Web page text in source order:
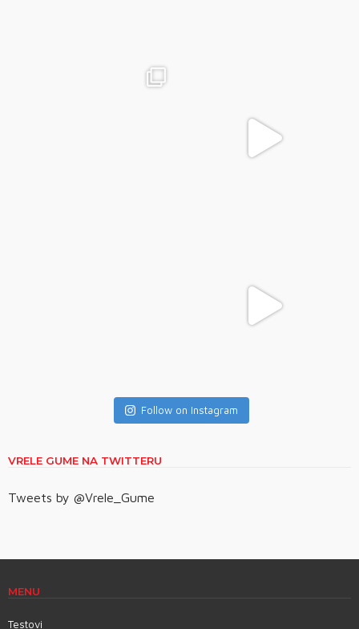
Follow on Instagram
VRELE GUME NA TWITTERU
Tweets by @Vrele_Gume
MENU
Testovi